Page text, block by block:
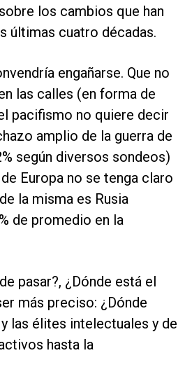
los cambios que han
últimas cuatro décadas.
engañarse. Que no
las calles (en forma de
pacifismo no quiere decir
amplio de la guerra de
según diversos sondeos)
Europa no se tenga claro
la misma es Rusia
de promedio en la
pasar?, ¿Dónde está el
más preciso: ¿Dónde
las élites intelectuales y de
hasta la